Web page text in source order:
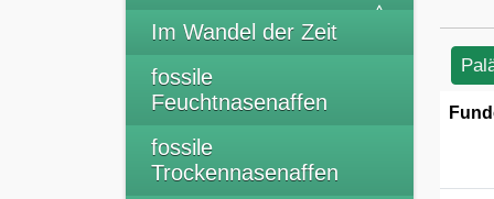
Im Wandel der Zeit
fossile
Feuchtnasenaffen
fossile
Trockennasenaffen